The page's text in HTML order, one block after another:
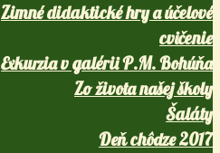
Zimné didaktické hry a účelové
cvičenie
Exkurzia v galérii P.M. Bohúňa
Zo života našej školy
Šaláty
Deň chôdze 2017